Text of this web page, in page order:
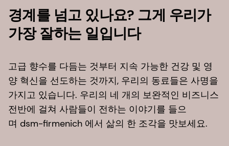
경계를 넘고 있나요? 그게 우리가
가장 잘하는 일입니다
고급 향수를 다듬는 것부터 지속 가능한 건강 및 영
양 혁신을 선도하는 것까지, 우리의 동료들은 사명을
가지고 있습니다. 우리의 네 개의 보완적인 비즈니스
전반에 걸쳐 사람들이 전하는 이야기를 들으
며 dsm-firmenich 에서 삶의 한 조각을 맛보세요.